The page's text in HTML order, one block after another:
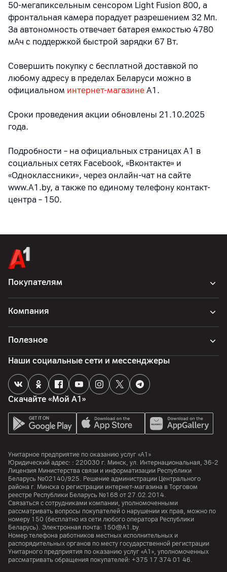
50-мегапиксельным сенсором Light Fusion 800, а
фронтальная камера порадует разрешением 32 Мп.
За автономность отвечает батарея емкостью 4780
мАч с поддержкой быстрой зарядки 67 Вт.
Совершить покупку с бесплатной доставкой по
любому адресу в пределах Беларуси можно в
официальном интернет-магазине А1.
Сроки проведения акции обновлены 21.10.2025
года.
Подробности – на официальных страницах A1 в
социальных сетях Facebook, «Вконтакте» и
«Одноклассники», через онлайн-чат на сайте
www.A1.by, а также по единому телефону контакт-
центра – 150.
Покупателям
Компания
Полезное
Скачайте «Мой А1»
Наши социальные сети и мессенджеры
Унитарное предприятие по оказанию услуг «А1»
Юридический адрес: : 220030 г. Минск, ул. Интернациональная, 36-2
Лицензия Министерства связи и информатизации Республики
Беларусь №02140/925. Решение администрации Центрального
района г. Минска о регистрации интернет-магазина в Торговом
реестре Республики Беларусь №168 от 27.02.2014.
Связаться с сотрудниками компании, уполномоченными
рассматривать вопросы покупателей о нарушении их прав, можно по
номеру 150 (бесплатно из сети любого оператора Республики
Беларусь). Электронная почта: 150@A1.by.
Номер телефона работников местных исполнительных и
распорядительных органов по месту государственной регистрации
Унитарного предприятия по оказанию услуг «А1», уполномоченных
рассматривать обращения покупателей: +375 17 374 01 46.